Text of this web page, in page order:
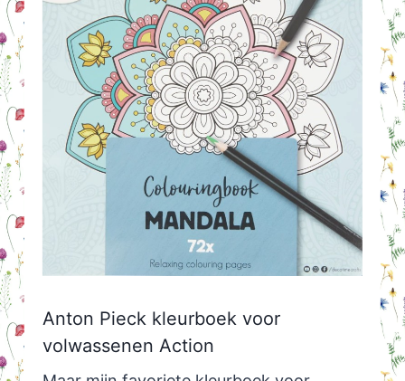
Anton Pieck kleurboek voor
volwassenen Action